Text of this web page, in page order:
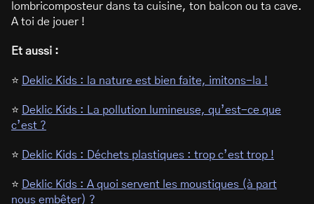
lombricomposteur dans ta cuisine, ton balcon ou ta cave.
A toi de jouer !
Et aussi :
⭐ Deklic Kids : la nature est bien faite, imitons-la !
⭐
Deklic Kids : La pollution lumineuse, qu’est-ce que
c’est ?
⭐ Deklic Kids : Déchets plastiques : trop c’est trop !
⭐
Deklic Kids : A quoi servent les moustiques (à part
nous embêter) ?